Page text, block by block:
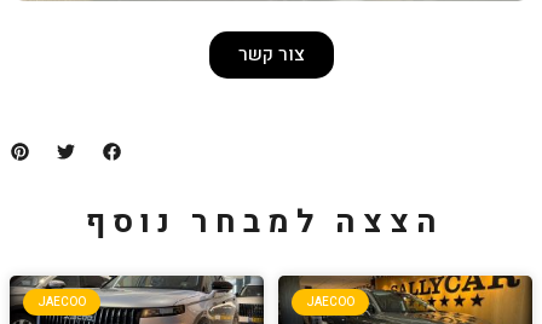
נוסף
JAECOO